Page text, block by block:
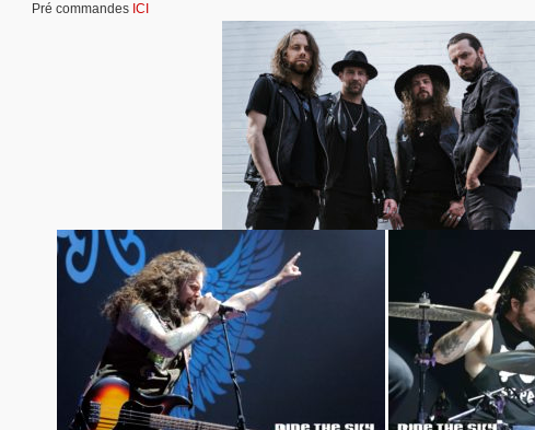
Pré commandes ICI